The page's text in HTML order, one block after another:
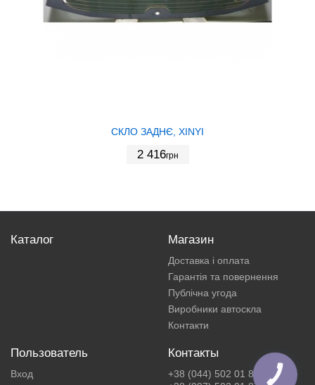
СКЛО ЗАДНЄ, XINYI
2 416грн
Каталог Магазин
Доставка і оплата
Гарантія та повернення
Публічна угода
Виробники автоскла
Контакти
Пользователь
Вход
Контакты
+38 (044) 502 01 87
КНОПКА
ЗВ'ЯЗКУ